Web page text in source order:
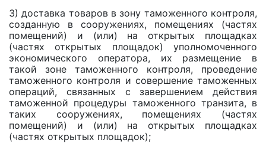
3) доставка товаров в зону таможенного контроля,
созданную в сооружениях, помещениях (частях
помещений) и (или) на открытых площадках
(частях открытых площадок) уполномоченного
экономического оператора, их размещение в
такой зоне таможенного контроля, проведение
таможенного контроля и совершение таможенных
операций, связанных с завершением действия
таможенной процедуры таможенного транзита, в
таких сооружениях, помещениях (частях
помещений) и (или) на открытых площадках
(частях открытых площадок);